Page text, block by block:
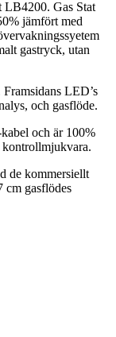
LB4200. Gas Stat
jämfört med
gastryck, utan
LED’s
och gasflöde.
och är 100%
de kommersiellt
cm gasflödes